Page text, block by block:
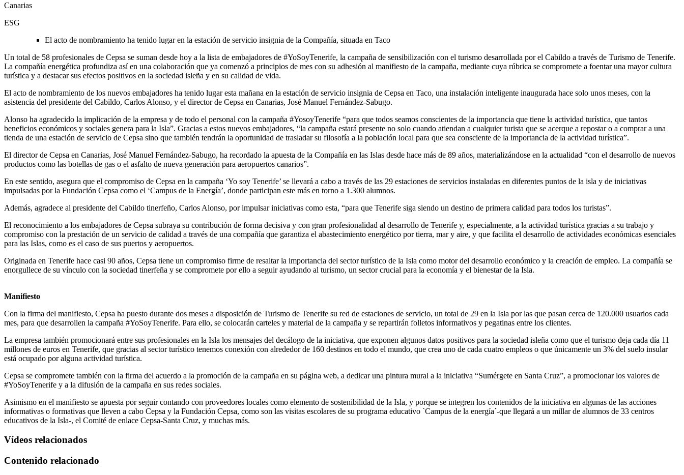
Canarias
ESG
El acto de nombramiento ha tenido lugar en la estación de servicio insignia de la Compañía, situada en Taco
Un total de 58 profesionales de Cepsa se suman desde hoy a la lista de embajadores de #YoSoyTenerife, la campaña de sensibilización con el turismo desarrollada por el Cabildo a través de Turismo de Tenerife.
La compañía energética profundiza así en una colaboración que ya comenzó a principios de mes con su adhesión al manifiesto de la campaña, mediante cuya rúbrica se compromete a foentar una mayor cultura
turística y a destacar sus efectos positivos en la sociedad isleña y en su calidad de vida.
El acto de nombramiento de los nuevos embajadores ha tenido lugar esta mañana en la estación de servicio insignia de Cepsa en Taco, una instalación inteligente inaugurada hace solo unos meses, con la
asistencia del presidente del Cabildo, Carlos Alonso, y el director de Cepsa en Canarias, José Manuel Fernández-Sabugo.
Alonso ha agradecido la implicación de la empresa y de todo el personal con la campaña #YosoyTenerife “para que todos seamos conscientes de la importancia que tiene la actividad turística, que tantos
beneficios económicos y sociales genera para la Isla”. Gracias a estos nuevos embajadores, “la campaña estará presente no solo cuando atiendan a cualquier turista que se acerque a repostar o a comprar a una
tienda de una estación de servicio de Cepsa sino que también tendrán la oportunidad de trasladar su filosofía a la población local para que sea consciente de la importancia de la actividad turística”.
El director de Cepsa en Canarias, José Manuel Fernández-Sabugo, ha recordado la apuesta de la Compañía en las Islas desde hace más de 89 años, materializándose en la actualidad “con el desarrollo de nuevos
productos como las botellas de gas o el asfalto de nueva generación para aeropuertos canarios”.
En este sentido, asegura que el compromiso de Cepsa en la campaña ‘Yo soy Tenerife’ se llevará a cabo a través de las 29 estaciones de servicios instaladas en diferentes puntos de la isla y de iniciativas
impulsadas por la Fundación Cepsa como el ‘Campus de la Energía’, donde participan este más en torno a 1.300 alumnos.
Además, agradece al presidente del Cabildo tinerfeño, Carlos Alonso, por impulsar iniciativas como esta, “para que Tenerife siga siendo un destino de primera calidad para todos los turistas”.
El reconocimiento a los embajadores de Cepsa subraya su contribución de forma decisiva y con gran profesionalidad al desarrollo de Tenerife y, especialmente, a la actividad turística gracias a su trabajo y
compromiso con la prestación de un servicio de calidad a través de una compañía que garantiza el abastecimiento energético por tierra, mar y aire, y que facilita el desarrollo de actividades económicas esenciales
para las Islas, como es el caso de sus puertos y aeropuertos.
Originada en Tenerife hace casi 90 años, Cepsa tiene un compromiso firme de resaltar la importancia del sector turístico de la Isla como motor del desarrollo económico y la creación de empleo. La compañía se
enorgullece de su vínculo con la sociedad tinerfeña y se compromete por ello a seguir ayudando al turismo, un sector crucial para la economía y el bienestar de la Isla.
Manifiesto
Con la firma del manifiesto, Cepsa ha puesto durante dos meses a disposición de Turismo de Tenerife su red de estaciones de servicio, un total de 29 en la Isla por las que pasan cerca de 120.000 usuarios cada
mes, para que desarrollen la campaña #YoSoyTenerife. Para ello, se colocarán carteles y material de la campaña y se repartirán folletos informativos y pegatinas entre los clientes.
La empresa también promocionará entre sus profesionales en la Isla los mensajes del decálogo de la iniciativa, que exponen algunos datos positivos para la sociedad isleña como que el turismo deja cada día 11
millones de euros en Tenerife, que gracias al sector turístico tenemos conexión con alrededor de 160 destinos en todo el mundo, que crea uno de cada cuatro empleos o que únicamente un 3% del suelo insular
está ocupado por alguna actividad turística.
Cepsa se compromete también con la firma del acuerdo a la promoción de la campaña en su página web, a dedicar una pintura mural a la iniciativa “Sumérgete en Santa Cruz”, a promocionar los valores de
#YoSoyTenerife y a la difusión de la campaña en sus redes sociales.
Asimismo en el manifiesto se apuesta por seguir contando con proveedores locales como elemento de sostenibilidad de la Isla, y porque se integren los contenidos de la iniciativa en algunas de las acciones
informativas o formativas que lleven a cabo Cepsa y la Fundación Cepsa, como son las visitas escolares de su programa educativo `Campus de la energía´-que llegará a un millar de alumnos de 33 centros
educativos de la Isla-, el Comité de enlace Cepsa-Santa Cruz, y muchas más.
Vídeos relacionados
Contenido relacionado